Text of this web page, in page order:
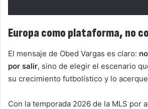
Europa como plataforma, no
El mensaje de Obed Vargas es claro:
por salir, sino de elegir el escenario
su crecimiento futbolístico y lo
Con la temporada 2026 de la MLS por